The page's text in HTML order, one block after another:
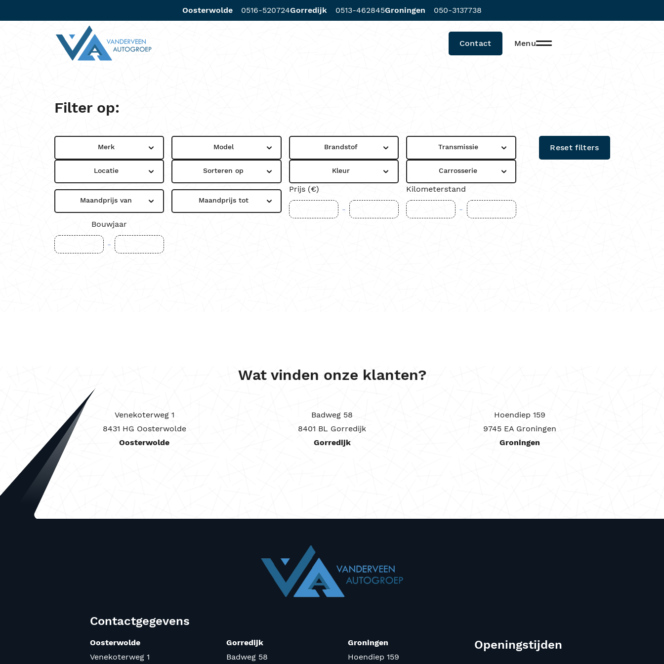
Oosterwolde 0516-520724Gorredijk 0513-462845Groningen 050-3137738
Contact Menu
Filter op:
Merk Model Brandstof Transmissie
Locatie Sorteren op Kleur Carrosserie
Maandprijs van Maandprijs tot
Prijs (€)
-
Kilometerstand
-
Bouwjaar
-
Reset filters
Wat vinden onze klanten?
Venekoterweg 1
8431 HG Oosterwolde
Oosterwolde
Badweg 58
8401 BL Gorredijk
Gorredijk
Hoendiep 159
9745 EA Groningen
Groningen
Contactgegevens
Oosterwolde
Venekoterweg 1
Gorredijk
Badweg 58
Groningen
Hoendiep 159
Openingstijden